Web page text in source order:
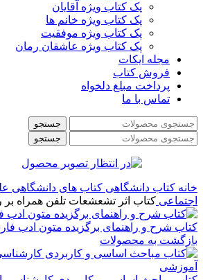
پک کتاب ویژه آقایان
پک کتاب ویژه خانم ها
پک کتاب ویژه موفقیت
پک کتاب ویژه عاشقان رمان
مجله ایکات
فروش کتاب
پرداخت مبلغ دلخواه
تماس با ما
جستجو
جستجو
خانه کتاب دانشگاهی کتاب های دانشگاهی
اجتماعی کتاب اثر تشعشعات تلفن همراه
کتاب شرح و راهنمای برگزیده متون ادب
بازگشت به محصولات